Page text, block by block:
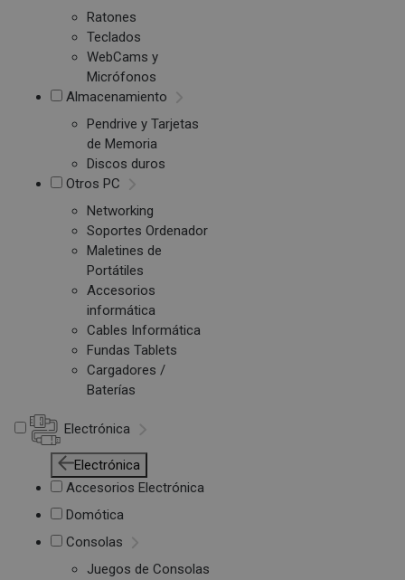
Ratones
Teclados
WebCams y
Micrófonos
Almacenamiento
Pendrive y Tarjetas
de Memoria
Discos duros
Otros PC
Networking
Soportes Ordenador
Maletines de
Portátiles
Accesorios
informática
Cables Informática
Fundas Tablets
Cargadores /
Baterías
Electrónica
Electrónica
Accesorios Electrónica
Domótica
Consolas
Juegos de Consolas